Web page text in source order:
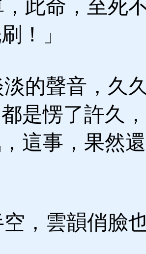
此命，至死
！」
的聲音，久
是愣了許久
這事，果然
，雲韻俏臉